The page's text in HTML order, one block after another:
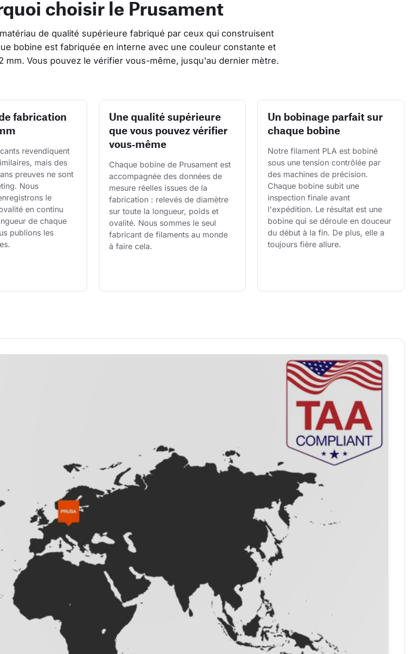
choisir le Prusament
de qualité supérieure fabriqué par ceux qui construisent
bobine est fabriquée en interne avec une couleur constante et
mm. Vous pouvez le vérifier vous-même, jusqu'au dernier mètre.
fabrication
revendiquent
mais des
preuves ne sont
Nous
le
en continu
de chaque
publions les
Une qualité supérieure
que vous pouvez vérifier
vous‑même
Chaque bobine de Prusament est
accompagnée des données de
mesure réelles issues de la
fabrication : relevés de diamètre
sur toute la longueur, poids et
ovalité. Nous sommes le seul
fabricant de filaments au monde
à faire cela.
Un bobinage parfait sur
chaque bobine
Notre filament PLA est bobiné
sous une tension contrôlée par
des machines de précision.
Chaque bobine subit une
inspection finale avant
l'expédition. Le résultat est une
bobine qui se déroule en douceur
du début à la fin. De plus, elle a
toujours fière allure.